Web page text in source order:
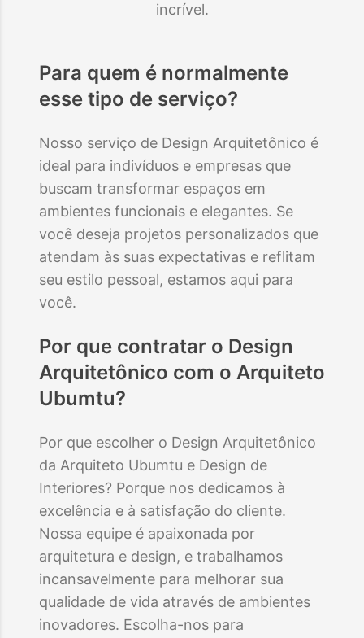
incrível.
Para quem é normalmente
esse tipo de serviço?
Nosso serviço de Design Arquitetônico é
ideal para indivíduos e empresas que
buscam transformar espaços em
ambientes funcionais e elegantes. Se
você deseja projetos personalizados que
atendam às suas expectativas e reflitam
seu estilo pessoal, estamos aqui para
você.
Por que contratar o Design
Arquitetônico com o Arquiteto
Ubumtu?
Por que escolher o Design Arquitetônico
da Arquiteto Ubumtu e Design de
Interiores? Porque nos dedicamos à
excelência e à satisfação do cliente.
Nossa equipe é apaixonada por
arquitetura e design, e trabalhamos
incansavelmente para melhorar sua
qualidade de vida através de ambientes
inovadores. Escolha-nos para